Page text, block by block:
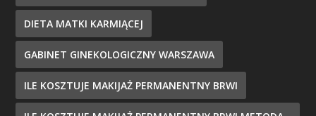
DIETA MATKI KARMIĄCEJ
GABINET GINEKOLOGICZNY WARSZAWA
ILE KOSZTUJE MAKIJAŻ PERMANENTNY BRWI